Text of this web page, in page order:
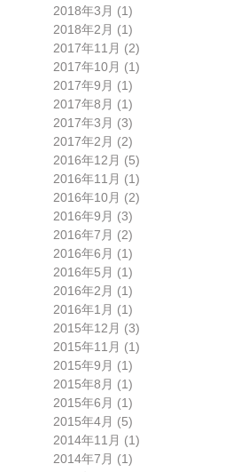
2018年3月 (1)
2018年2月 (1)
2017年11月 (2)
2017年10月 (1)
2017年9月 (1)
2017年8月 (1)
2017年3月 (3)
2017年2月 (2)
2016年12月 (5)
2016年11月 (1)
2016年10月 (2)
2016年9月 (3)
2016年7月 (2)
2016年6月 (1)
2016年5月 (1)
2016年2月 (1)
2016年1月 (1)
2015年12月 (3)
2015年11月 (1)
2015年9月 (1)
2015年8月 (1)
2015年6月 (1)
2015年4月 (5)
2014年11月 (1)
2014年7月 (1)